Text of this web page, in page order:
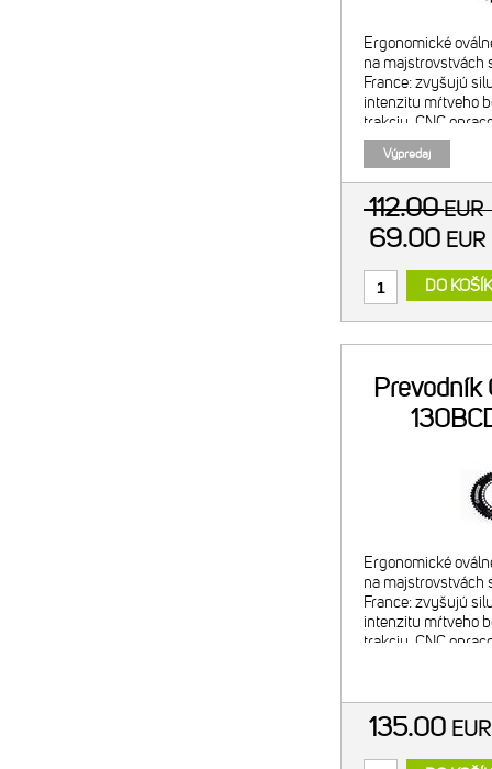
Ergonomické
na majstrovstvách
France: zvyšujú
intenzitu mŕtveho
trakciu. CNC
alumínium. Tvrdo
Vonkajší
Kompatib
Výpredaj
112.00EUR
69.00
DO
Prevodník
Ergonomické
na majstrovstvách
France: zvyšujú
intenzitu mŕtveho
trakciu. CNC
positio
135.00